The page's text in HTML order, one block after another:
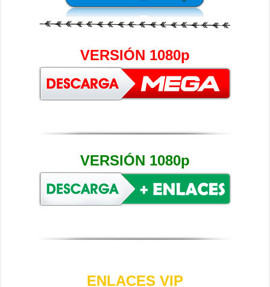
VERSIÓN 1080p
VERSIÓN 1080p
ENLACES VIP